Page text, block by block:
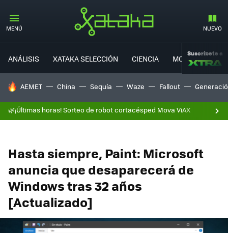
MENÚ NUEVO
ANÁLISIS XATAKA SELECCIÓN CIENCIA MOVILIDAD
Suscríbete a
HOY SE HABLA DE
AEMET China Sequía Waze Fallout
🌿¡Últimas horas! Sorteo de robot cortacésped Mova ViAX
Hasta siempre, Paint: Microsoft
anuncia que desaparecerá de
Windows tras 32 años
[Actualizado]